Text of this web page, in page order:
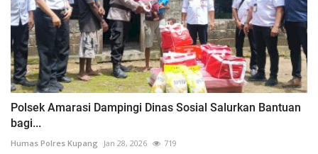
Polsek Amarasi Dampingi Dinas Sosial Salurkan Bantuan
bagi...
Humas Polres Kupang Jan 28, 2026 719